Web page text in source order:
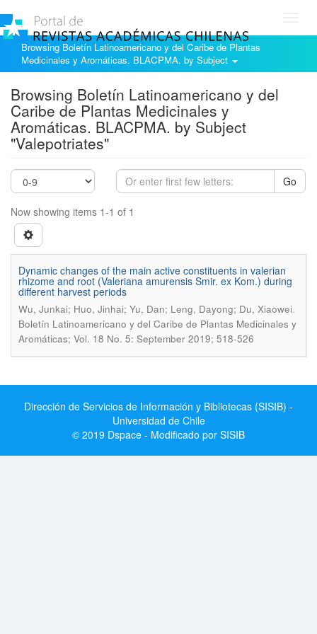
Browsing Boletín Latinoamericano y del Caribe de Plantas
Medicinales y Aromáticas. BLACPMA. by Subject
Browsing Boletín Latinoamericano y del
Caribe de Plantas Medicinales y
Aromáticas. BLACPMA. by Subject
"Valepotriates"
Go
Now showing items 1-1 of 1
Dynamic changes of the main active constituents in valerian
rhizome and root (Valeriana amurensis Smir. ex Kom.) during
different harvest periods
Wu, Junkai; Huo, Jinhai; Yu, Dan; Leng, Dayong; Du, Xiaowei.
Boletín Latinoamericano y del Caribe de Plantas Medicinales y
Aromáticas; Vol. 18 No. 5: September 2019; 518-526
Dirección de Servicios de Información y Bibliotecas (SISIB) -
Universidad de Chile
© 2019 Dspace - Modificado por SISIB